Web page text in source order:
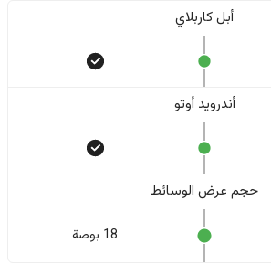
أبل كاربلاي
أندرويد أوتو
حجم عرض الوسائط
18 بوصة